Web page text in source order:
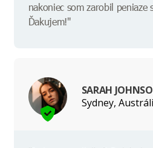
nakoniec som zarobil peniaze
Ďakujem!"
SARAH
Sydney,